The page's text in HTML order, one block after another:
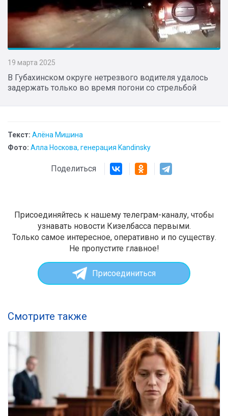
19 марта 2025
В Губахинском округе нетрезвого водителя удалось
задержать только во время погони со стрельбой
Текст: Алёна Мишина
Фото: Алла Носкова, генерация Kandinsky
Поделиться
Присоединяйтесь к нашему телеграм-каналу, чтобы
узнавать новости Кизелбасса первыми.
Только самое интересное, оперативно и по существу.
Не пропустите главное!
Присоединиться
Смотрите также